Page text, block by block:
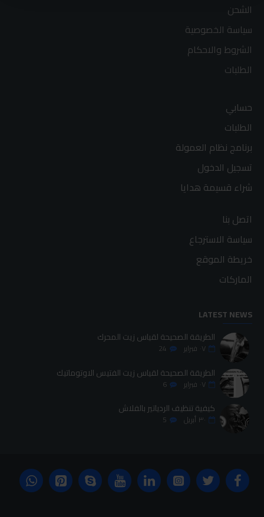
الشحن
سياسة الخصوصية
الشروط والاحكام
الطلبات
حسابي
الطلبات
برنامج نظام العمولة
تسجيل الدخول
شراء قسيمة هدايا
اتصل بنا
سياسة الاسترجاع
خريطة الموقع
الماركات
LATEST NEWS
الطريقة الصحيحة لقياس زيت المحرك
٠٧ فبراير 24
الطريقة الصحيحة لقياس زيت الفتيس الاوتوماتيك
٠٧ فبراير 6
كيفية تنظيف الردياتير بالفلاش
٣٠ أبريل 5